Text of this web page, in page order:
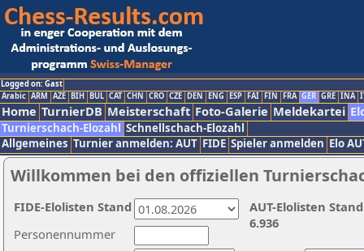
Logged on: Gast
Arabic ARM AZE BIH BUL CAT CHN CRO CZE DEN ENG ESP FAI FIN FRA GER GRE INA
Home TurnierDB Meisterschaft Foto-Galerie Meldekartei
Turnierschach-Elozahl Schnellschach-Elozahl
Allgemeines Turnier anmelden: AUT FIDE Spieler anmelden Elo
Willkommen bei den offiziellen
Personennummer
AUT-Elolisten
6.936
FIDE-Elolisten Stand